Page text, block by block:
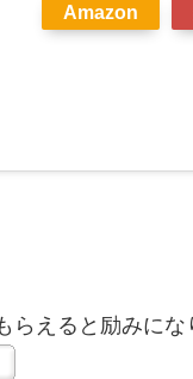
Amazon
らえると励みにな